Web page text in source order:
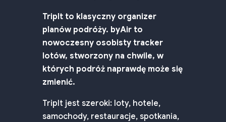
TripIt to klasyczny organizer
planów podróży. byAir to
nowoczesny osobisty tracker
lotów, stworzony na chwile, w
których podróż naprawdę może się
zmienić.
TripIt jest szeroki: loty, hotele,
samochody, restauracje, spotkania,